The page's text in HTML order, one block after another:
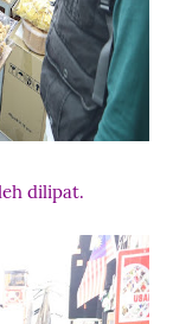
dilipat.